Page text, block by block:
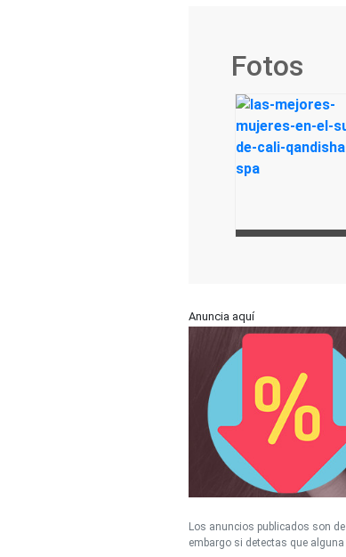
Fotos
Anuncia aquí
Los anuncios publicados son
embargo si detectas que